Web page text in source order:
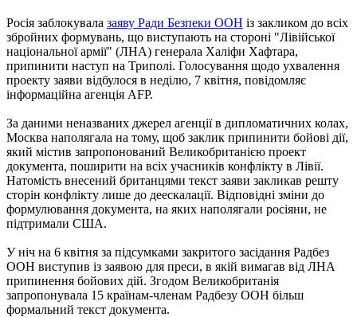
Росія заблокувала заяву Ради Безпеки ООН із закликом до всіх
збройних формувань, що виступають на стороні "Лівійської
національної армії" (ЛНА) генерала Халіфи Хафтара,
припинити наступ на Триполі. Голосування щодо ухвалення
проекту заяви відбулося в неділю, 7 квітня, повідомляє
інформаційна агенція AFP.
За даними неназваних джерел агенції в дипломатичних колах,
Москва наполягала на тому, щоб заклик припинити бойові дії,
який містив запропонований Великобританією проект
документа, поширити на всіх учасників конфлікту в Лівії.
Натомість внесений британцями текст заяви закликав решту
сторін конфлікту лише до деескалації. Відповідні зміни до
формулювання документа, на яких наполягали росіяни, не
підтримали США.
У ніч на 6 квітня за підсумками закритого засідання Радбез
ООН виступив із заявою для преси, в якій вимагав від ЛНА
припинення бойових дій. Згодом Великобританія
запропонувала 15 країнам-членам Радбезу ООН більш
формальний текст документа.